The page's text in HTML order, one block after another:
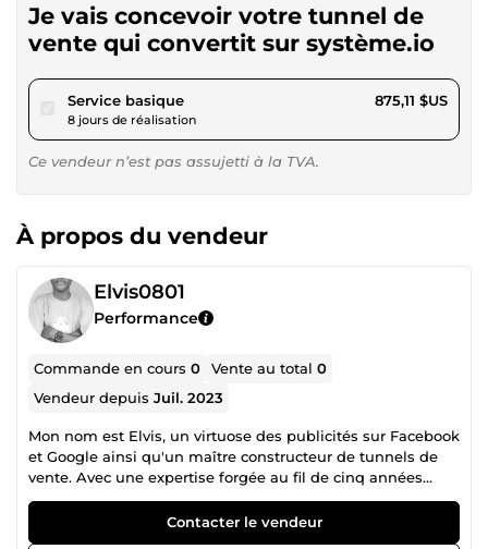
Je vais concevoir votre tunnel de
vente qui convertit sur système.io
Service basiquepour 806,55 $US
8 jours de réalisation
875,11 $US
Ce vendeur n’est pas assujetti à la TVA.
À propos du vendeur
Elvis0801
Performance
Commande en cours0 Vente au total0
Vendeur depuisJuil. 2023
Mon nom est Elvis, un virtuose des publicités sur Facebook
et Google ainsi qu'un maître constructeur de tunnels de
vente. Avec une expertise forgée au fil de cinq années
d'expérience, je me suis érigé en référence incontestée
dans le domaine du marketing digital. Ma passion réside
dans la création de campagnes publicitaires percutantes,
Contacter le vendeur